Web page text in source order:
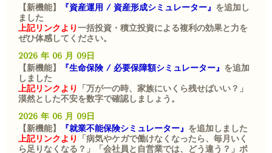
【新機能】
『資産運用 / 資産形成シミュレーター』 を追加し
ました
上記リンクより一括投資・積立投資による複利の効果と力を
ぜひ体感してください。
2026 年 06 月 09日
【新機能】
『生命保険 / 必要保障額シミュレーター』 を追加
しました
上記リンクより
「万が一の時、家族にいくら残せばいい？」
漠然とした不安を数字で確認しましょう。
2026 年 06 月 09日
【新機能】
『就業不能保険シミュレーター』 を追加しました
上記リンクより
「病気やケガで働けなくなったら、毎月いく
ら足りなくなる？」
「会社員と自営業では、どう違う？」 ポ